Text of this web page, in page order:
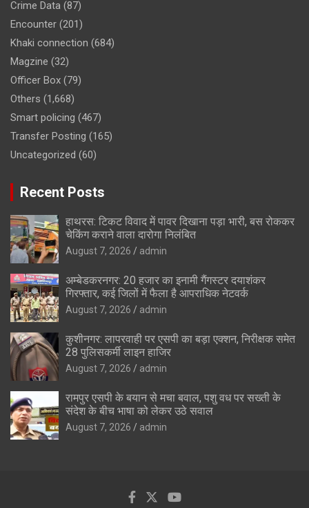
Crime Data (87)
Encounter (201)
Khaki connection (684)
Magzine (32)
Officer Box (79)
Others (1,668)
Smart policing (467)
Transfer Posting (165)
Uncategorized (60)
Recent Posts
हाथरस: टिकट विवाद में पावर दिखाना पड़ा भारी, बस रोककर
चेकिंग कराने वाला दारोगा निलंबित
August 7, 2026 admin
अम्बेडकरनगर: 20 हजार का इनामी गैंगस्टर दयाशंकर
गिरफ्तार, कई जिलों में फैला है आपराधिक नेटवर्क
August 7, 2026 admin
कुशीनगर: लापरवाही पर एसपी का बड़ा एक्शन, निरीक्षक समेत
28 पुलिसकर्मी लाइन हाजिर
August 7, 2026 admin
रामपुर एसपी के बयान से मचा बवाल, पशु वध पर सख्ती के
संदेश के बीच भाषा को लेकर उठे सवाल
August 7, 2026 admin